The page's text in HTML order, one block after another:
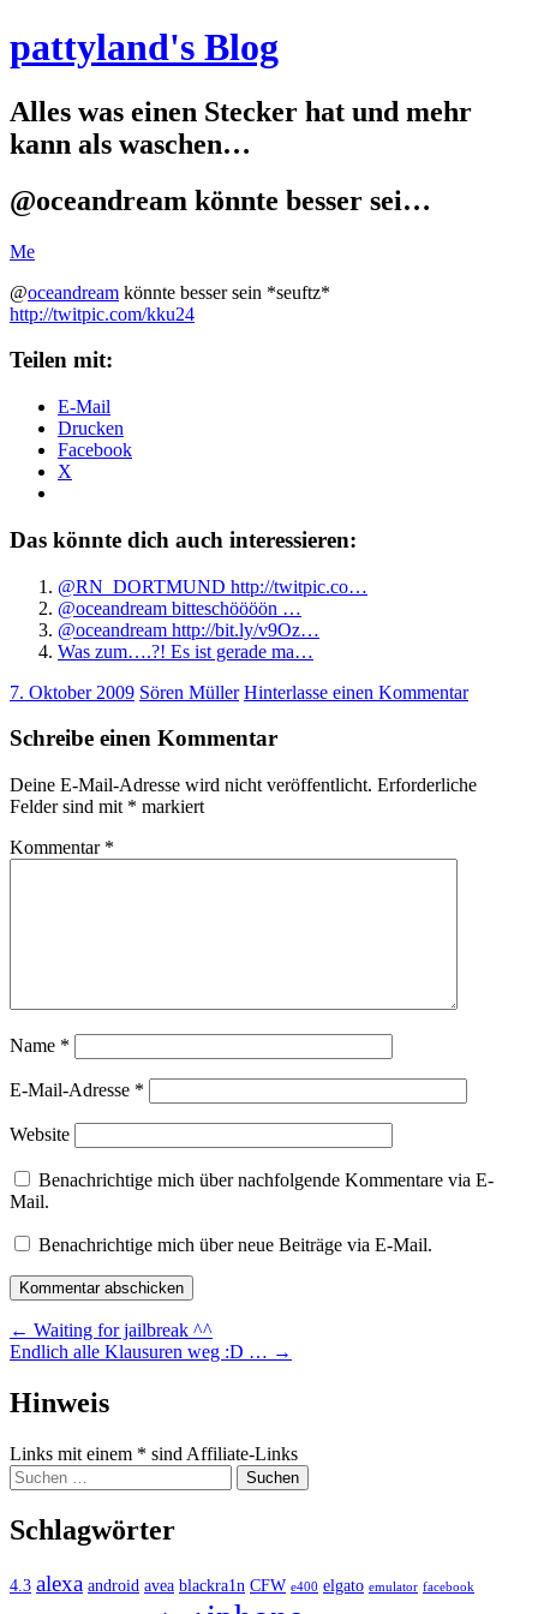
pattyland's Blog
Alles was einen Stecker hat und mehr
kann als waschen…
@oceandream könnte besser sei…
Me
@oceandream könnte besser sein *seuftz*
http://twitpic.com/kku24
Teilen mit:
E-Mail
Drucken
Facebook
X
Das könnte dich auch interessieren:
@RN_DORTMUND http://twitpic.co…
@oceandream bitteschöööön …
@oceandream http://bit.ly/v9Oz…
Was zum….?! Es ist gerade ma…
7. Oktober 2009 Sören Müller Hinterlasse einen Kommentar
Schreibe einen Kommentar
Deine E-Mail-Adresse wird nicht veröffentlicht. Erforderliche
Felder sind mit * markiert
Kommentar *
Name *
E-Mail-Adresse *
Website
Benachrichtige mich über nachfolgende Kommentare via E-
Mail.
Benachrichtige mich über neue Beiträge via E-Mail.
Beitragsnavigation
← Waiting for jailbreak ^^
Endlich alle Klausuren weg :D … →
Widgets
Hinweis
Links mit einem * sind Affiliate-Links
Suchen
nach:
Schlagwörter
4.3 alexa android avea blackra1n CFW e400 elgato emulator facebook